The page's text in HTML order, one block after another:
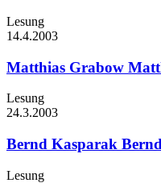
Lesung
14.4.2003
Matthias Grabow
Lesung
24.3.2003
Bernd Kasparak
Lesung